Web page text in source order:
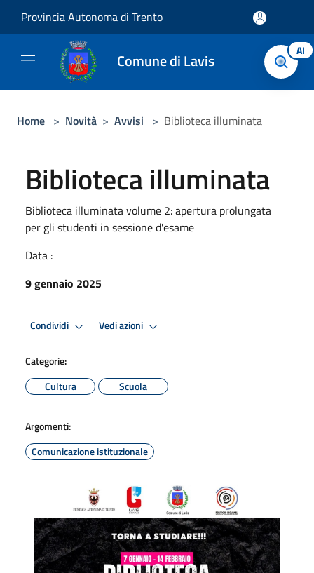
Provincia Autonoma di Trento
Comune di Lavis AI
Home > Novità > Avvisi > Biblioteca illuminata
Biblioteca illuminata
Biblioteca illuminata volume 2: apertura prolungata
per gli studenti in sessione d'esame
Data :
9 gennaio 2025
Condividi Vedi azioni
Categorie:
Cultura
Scuola
Argomenti:
Comunicazione istituzionale